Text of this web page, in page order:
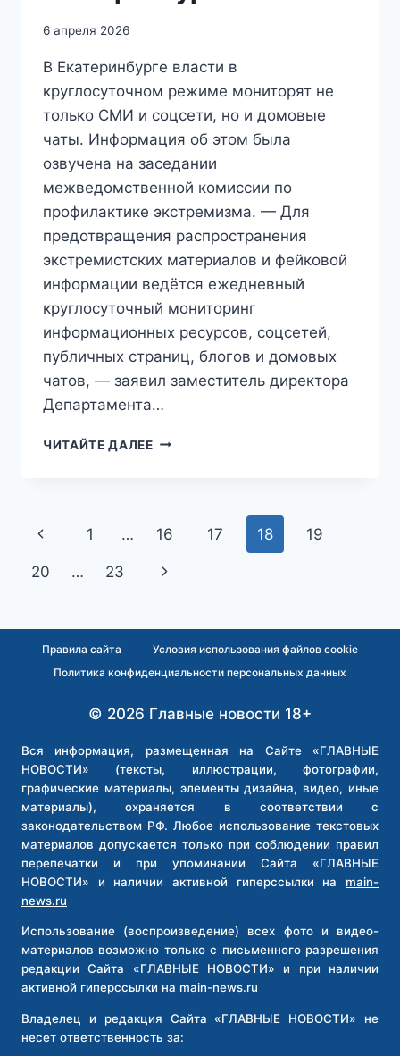
6 апреля 2026
В Екатеринбурге власти в
круглосуточном режиме мониторят не
только СМИ и соцсети, но и домовые
чаты. Информация об этом была
озвучена на заседании
межведомственной комиссии по
профилактике экстремизма. — Для
предотвращения распространения
экстремистских материалов и фейковой
информации ведётся ежедневный
круглосуточный мониторинг
информационных ресурсов, соцсетей,
публичных страниц, блогов и домовых
чатов, — заявил заместитель директора
Департамента…
ЧИТАЙТЕ ДАЛЕЕПОД
ЗА
ЧАТАМИ
«ЭКСТРЕМИЗМА»
ОТЧИТАЛИСЬ
ЕКАТЕРИНБУРГА
Навигация
по
Предыдущая
страница
1 … 16 17 18 19
20 … 23
Следующая
Правила сайта
Условия использования файлов cookie
Политика конфиденциальности персональных данных
© 2026 Главные новости 18+
Вся информация, размещенная на Сайте «ГЛАВНЫЕ
НОВОСТИ» (тексты, иллюстрации, фотографии,
графические материалы, элементы дизайна, видео, иные
материалы), охраняется в соответствии с
законодательством РФ. Любое использование текстовых
материалов допускается только при соблюдении правил
перепечатки и при упоминании Сайта «ГЛАВНЫЕ
НОВОСТИ» и наличии активной гиперссылки на main-
news.ru
Использование (воспроизведение) всех фото и видео-
материалов возможно только с письменного разрешения
редакции Сайта «ГЛАВНЫЕ НОВОСТИ» и при наличии
активной гиперссылки на main-news.ru
Владелец и редакция Сайта «ГЛАВНЫЕ НОВОСТИ» не
несет ответственность за: